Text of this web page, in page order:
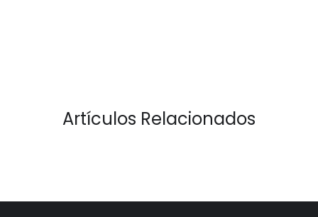
Artículos Relacionados